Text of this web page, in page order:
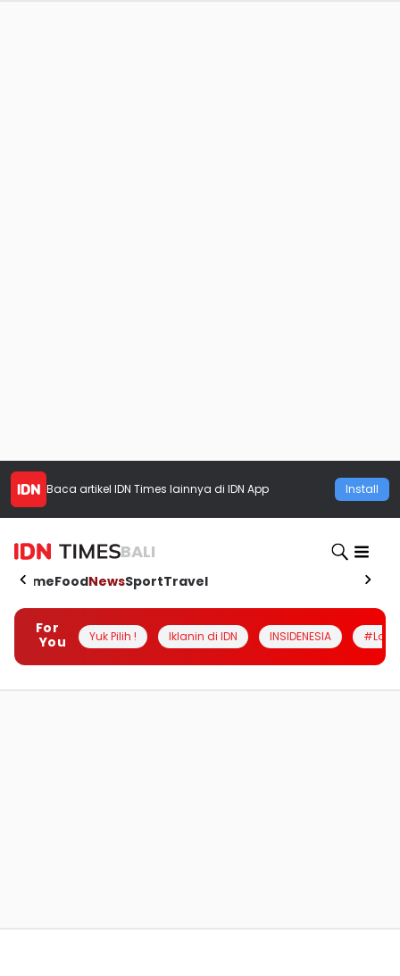
Baca artikel IDN Times lainnya di IDN App Install
BALI
HomeFoodNewsSportTravel
For
You
Yuk Pilih ! Iklanin di IDN INSIDENESIA